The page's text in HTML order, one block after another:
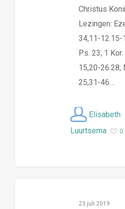
Christus
Lezingen:
34,11-12.15-
Ps. 23; 1 Kor.
15,20-26.28;
25,31-46…
Elisabeth
Luurtsema
0
23 juli 2019